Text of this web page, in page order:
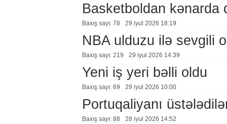
Basketboldan kənarda
Baxış sayı: 78 29 i̇yul 2026 18:19
NBA ulduzu ilə sevgili
Baxış sayı: 219 29 i̇yul 2026 14:39
Yeni iş yeri bəlli oldu
Baxış sayı: 69 29 i̇yul 2026 10:00
Portuqaliyanı
Baxış sayı: 88 28 i̇yul 2026 14:52